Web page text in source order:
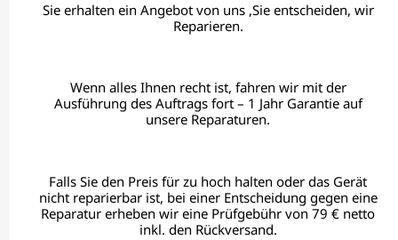
Sie erhalten ein Angebot von uns ,Sie entscheiden, wir
Reparieren.
Wenn alles Ihnen recht ist, fahren wir mit der
Ausführung des Auftrags fort – 1 Jahr Garantie auf
unsere Reparaturen.
Falls Sie den Preis für zu hoch halten oder das Gerät
nicht reparierbar ist, bei einer Entscheidung gegen eine
Reparatur erheben wir eine Prüfgebühr von 79 € netto
inkl. den Rückversand.